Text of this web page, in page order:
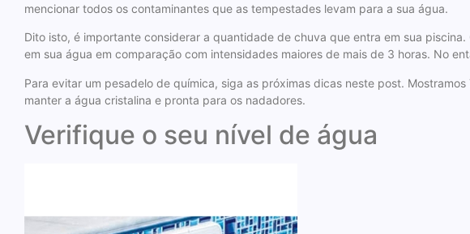
mencionar todos os contaminantes que as tempestades levam para a sua água.
Dito isto, é importante considerar a quantidade de chuva que entra em sua
em sua água em comparação com intensidades maiores de mais de 3 horas. No
Para evitar um pesadelo de química, siga as próximas dicas neste post.
manter a água cristalina e pronta para os nadadores.
Verifique o seu nível de água